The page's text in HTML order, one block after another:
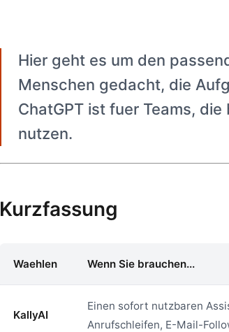
Hier geht es um den
Menschen gedacht, die
ChatGPT ist fuer Teams,
nutzen.
Kurzfassung
Waehlen Wenn Sie brauchen...
KallyAI
Einen sofort nutzbaren
Anrufschleifen, E-Mail-